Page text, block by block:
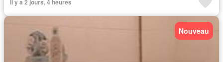
Il y a 2 jours, 4 heures
Nouveau